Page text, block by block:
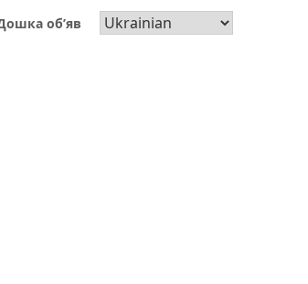
об’яв